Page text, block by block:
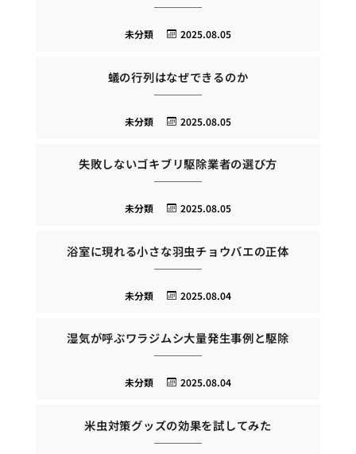
2025.08.05
未分類
蟻の行列はなぜできるのか
2025.08.05
未分類
失敗しないゴキブリ駆除業者の選び方
2025.08.05
未分類
浴室に現れる小さな羽虫チョウバエの正体
2025.08.04
未分類
湿気が呼ぶワラジムシ大量発生事例と駆除
2025.08.04
未分類
米虫対策グッズの効果を試してみた